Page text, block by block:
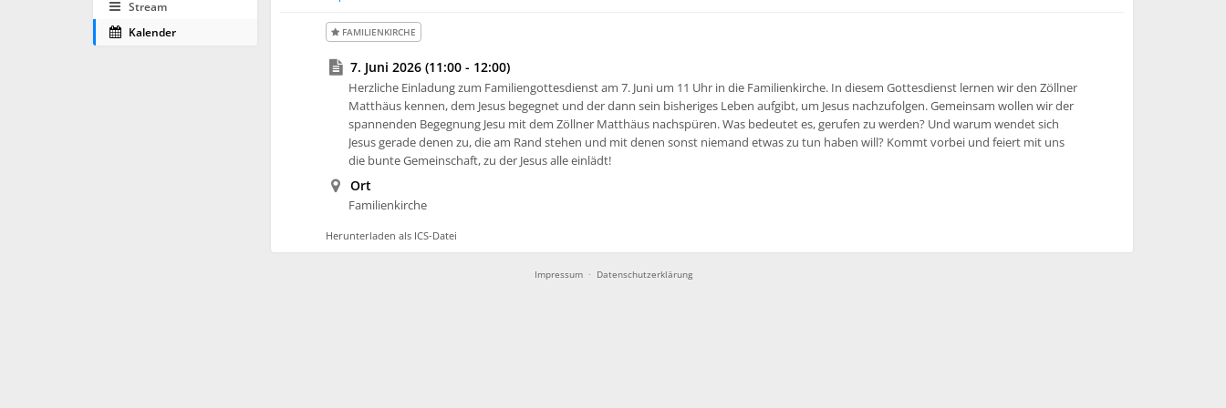
Stream
Kalender
FAMILIENKIRCHE
7. Juni 2026 (11:00 - 12:00)
Herzliche Einladung zum Familiengottesdienst am 7. Juni um 11 Uhr in die Familienkirche. In diesem Gottesdienst lernen wir den Zöllner
Matthäus kennen, dem Jesus begegnet und der dann sein bisheriges Leben aufgibt, um Jesus nachzufolgen. Gemeinsam wollen wir der
spannenden Begegnung Jesu mit dem Zöllner Matthäus nachspüren. Was bedeutet es, gerufen zu werden? Und warum wendet sich
Jesus gerade denen zu, die am Rand stehen und mit denen sonst niemand etwas zu tun haben will? Kommt vorbei und feiert mit uns
die bunte Gemeinschaft, zu der Jesus alle einlädt!
Ort
Familienkirche
Herunterladen als ICS-Datei
Impressum· Datenschutzerklärung